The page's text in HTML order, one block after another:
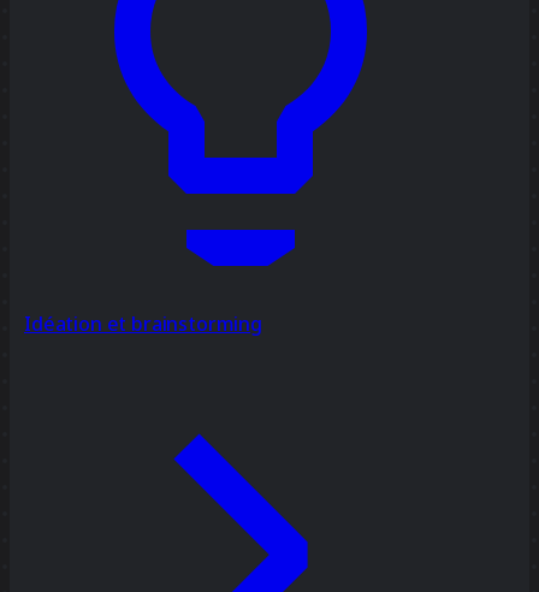
Idéation et brainstorming